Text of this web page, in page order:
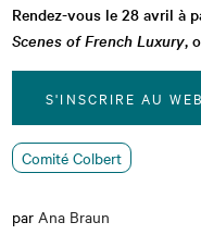
Rendez-vous le 28 avril à
Scenes of French Luxury,
S'INSCRIRE AU
Comité Colbert
par Ana Braun